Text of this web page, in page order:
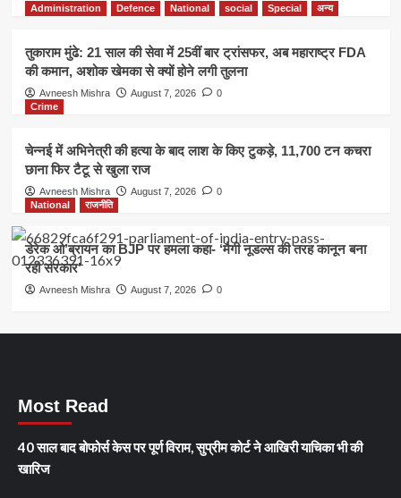
Administration
Defence National social Special अन्य
तुकाराम मुंढे: 21 साल की सेवा में 25वीं बार ट्रांसफर, अब महाराष्ट्र FDA
की कमान, अशोक खेमका से क्यों होने लगी तुलना
Avneesh Mishra August 7, 2026
0
Crime
चेन्नई में अभिनेत्री की हत्या के बाद लाश के किए टुकड़े, 11,700 टन कचरा
छाना फिर टैटू से खुला राज
Avneesh Mishra August 7, 2026
0
National
राजनीति
डेरेक ओ’ब्रायन का BJP पर हमला कहा- ‘मैगी नूडल्स की तरह कानून बना
रही सरकार’
Avneesh Mishra August 7, 2026 0
Most Read
40 साल बाद बोफोर्स केस पर पूर्ण विराम, सुप्रीम कोर्ट ने आखिरी याचिका भी की
खारिज